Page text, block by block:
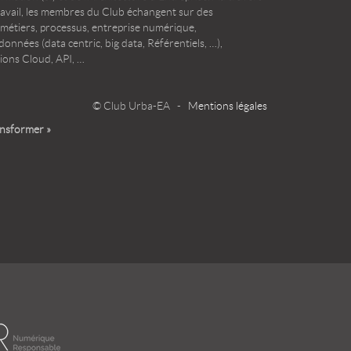
les membres du Club échangent sur des
processus, entreprise numérique,
(data centric, big data, Référentiels, …),
Cloud, API, …
© Club Urba-EA - Mentions légales
»